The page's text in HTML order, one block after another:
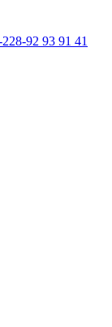
92 93 91 41